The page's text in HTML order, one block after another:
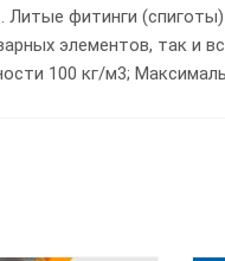
фитинги
элементов, так и
100 кг/м3;